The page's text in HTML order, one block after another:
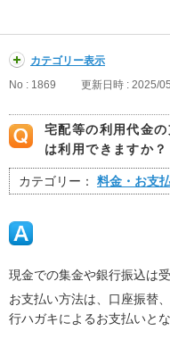
カテゴリー表示
No : 1869
更新日時 : 2025/
宅配等の利用代金
は利用できますか？
カテゴリー： 料金・お支
現金での集金や銀行振込は
お支払い方法は、口座振替
行ハガキによるお支払いとな